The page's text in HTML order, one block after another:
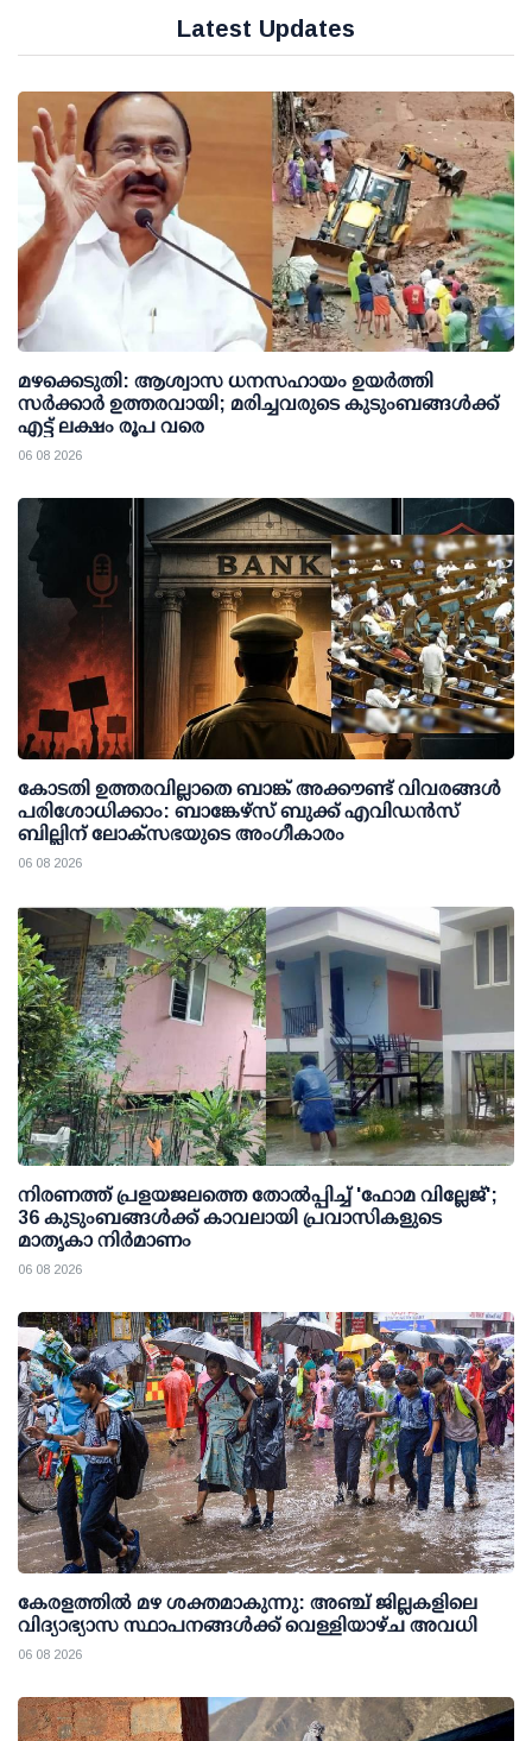
Latest Updates
മഴക്കെടുതി: ആശ്വാസ ധനസഹായം ഉയര്‍ത്തി
സര്‍ക്കാര്‍ ഉത്തരവായി; മരിച്ചവരുടെ കുടുംബങ്ങള്‍ക്ക്
എട്ട് ലക്ഷം രൂപ വരെ
06 08 2026
കോടതി ഉത്തരവില്ലാതെ ബാങ്ക് അക്കൗണ്ട് വിവരങ്ങള്‍
പരിശോധിക്കാം: ബാങ്കേഴ്സ് ബുക്ക് എവിഡന്‍സ്
ബില്ലിന് ലോക്സഭയുടെ അംഗീകാരം
06 08 2026
നിരണത്ത് പ്രളയജലത്തെ തോല്‍പ്പിച്ച് 'ഫോമ വില്ലേജ്';
36 കുടുംബങ്ങള്‍ക്ക് കാവലായി പ്രവാസികളുടെ
മാതൃകാ നിര്‍മാണം
06 08 2026
കേരളത്തില്‍ മഴ ശക്തമാകുന്നു: അഞ്ച് ജില്ലകളിലെ
വിദ്യാഭ്യാസ സ്ഥാപനങ്ങള്‍ക്ക് വെള്ളിയാഴ്ച അവധി
06 08 2026